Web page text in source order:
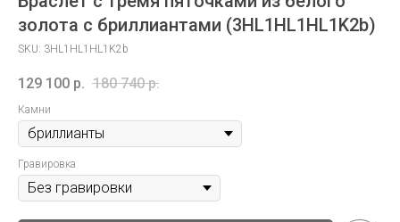
золота с бриллиантами (3HL1HL1HL1K2b)
SKU: 3HL1HL1HL1K2b
129 100 р. 180 740 р.
Камни
Гравировка